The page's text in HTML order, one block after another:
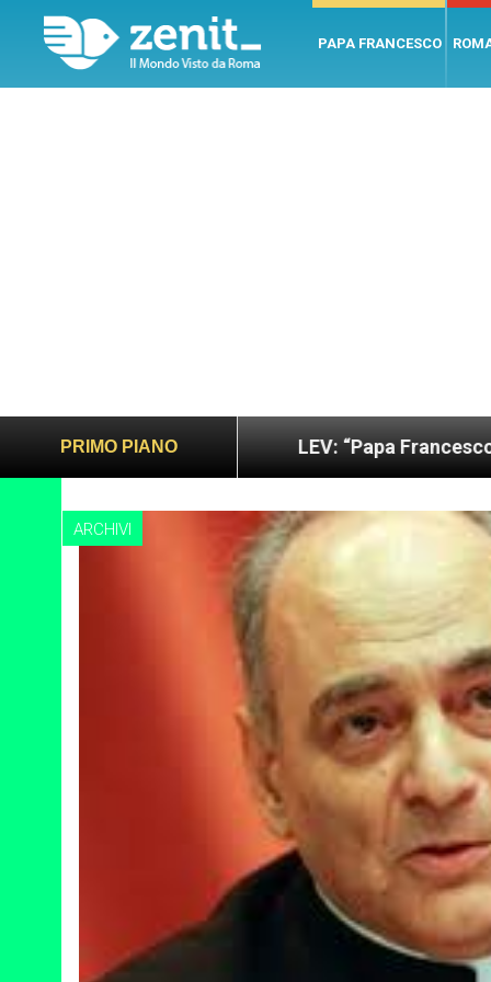
PAPA FRANCESCO
PRIMO PIANO
e giusto LEV: “Papa Francesco. Un uomo di
ARCHIVI